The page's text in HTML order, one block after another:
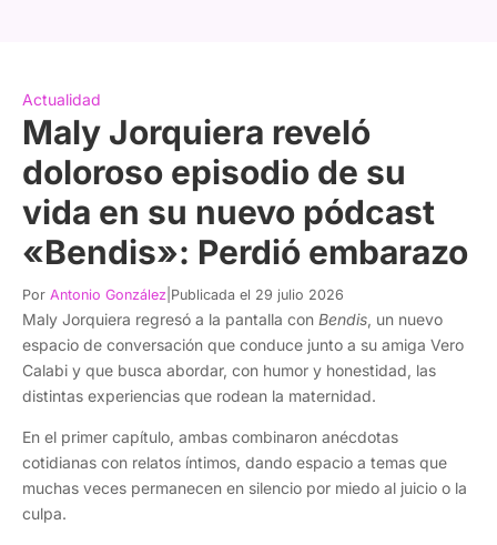
Actualidad
Maly Jorquiera reveló
doloroso episodio de su
vida en su nuevo pódcast
«Bendis»: Perdió embarazo
Por Antonio González Publicada el 29 julio 2026
Maly Jorquiera regresó a la pantalla con Bendis, un nuevo
espacio de conversación que conduce junto a su amiga Vero
Calabi y que busca abordar, con humor y honestidad, las
distintas experiencias que rodean la maternidad.
En el primer capítulo, ambas combinaron anécdotas
cotidianas con relatos íntimos, dando espacio a temas que
muchas veces permanecen en silencio por miedo al juicio o la
culpa.